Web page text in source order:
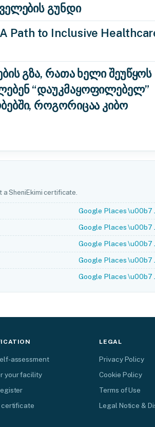
გუნდი
Path to Inclusive
გზა, რათა ხელი შეუწყოს
“დაუკმაყოფილებელ”
როგორიცაა კიბო
SheniEkimi certificate.
Google Places \u00b7
Google Places \u00b7
Google Places \u00b7
Google Places \u00b7
Google Places \u00b7
assessment
your facility
certificate
LEGAL
Privacy Policy
Cookie Policy
Terms of Use
Legal Notice &